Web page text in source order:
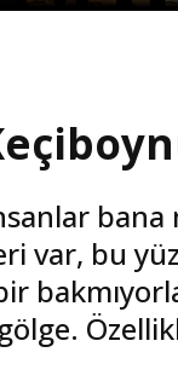
var, bu
gölge.